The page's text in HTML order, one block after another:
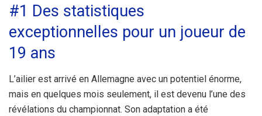
#1 Des statistiques
exceptionnelles pour un joueur de
19 ans
L’ailier est arrivé en Allemagne avec un potentiel énorme,
mais en quelques mois seulement, il est devenu l’une des
révélations du championnat. Son adaptation a été